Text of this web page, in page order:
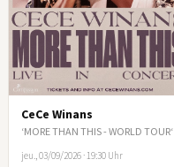
CeCe Winans
‘MORE THAN THIS - WORLD TOUR‘
jeu., 03/09/2026 · 19:30 Uhr